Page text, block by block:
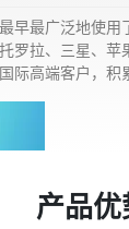
早最广泛地使用
罗拉、三星、苹
际高端客户，积
产品优